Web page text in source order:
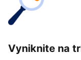
Vyniknite na